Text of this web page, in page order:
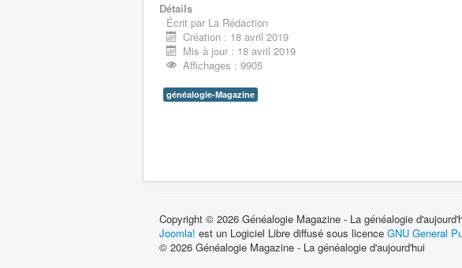
Détails
Écrit par La Rédaction
Création : 18 avril 2019
Mis à jour : 18 avril 2019
Affichages : 9905
généalogie-Magazine
Copyright © 2026 Généalogie Magazine - La généalogie
Joomla! est un Logiciel Libre diffusé sous licence GNU General
© 2026 Généalogie Magazine - La généalogie d'aujourd'hui